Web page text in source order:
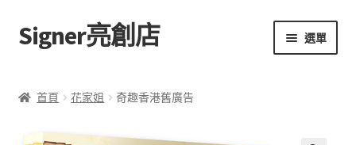
跳
至
覽
跳
至
要
Signer亮創店 選單
首頁 花家姐 奇趣香港舊廣告